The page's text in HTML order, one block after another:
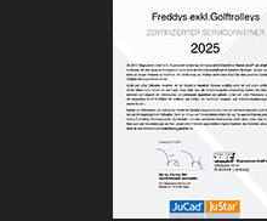
new
tab